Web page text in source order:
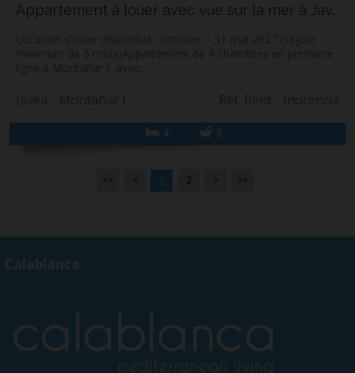
Appartement à louer avec vue sur la mer à Jav...
4 3
<< < 1 2 > >>
Calablanca